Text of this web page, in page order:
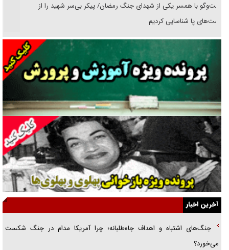
گفت‌وگو با همسر یکی از شهدای جنگ رمضان/ پیکر بی‌سر شهید را از
انگشت‌های پا شناسایی کردیم
نسلی که آنلاین الگو می‌گیرد
گفت‌وگو با آیت‌الله جاودان/ جفای مخالفان مکانت معنوی رهبر شهید را
ارتقا می‌داد
راننده مست به قانون می‌خندد
همه آقای دوربینی شده‌ایم!
قصه ناتمام سرویس مدارس
آیا مقاومت فلسطین خلع‌سلاح می‌شود؟
الگوی وحدت‌آفرین در ادراک سیاست خارجی
گفتگوی دکتر اخوان مدیرمسئول روزنامه جوان با برنامه تلویزیونی «نبرد
هرمز»
آخرین اخبار
جنگ‌های اشتباه و اهداف جاه‌طلبانه؛ چرا آمریکا مدام در جنگ شکست
می‌خورد؟